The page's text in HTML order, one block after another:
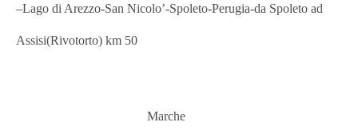
–Lago di Arezzo-San Nicolo’-Spoleto-Perugia-da Spoleto ad
Assisi(Rivotorto) km 50
Marche